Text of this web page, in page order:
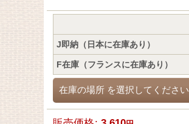
J即納（日本に在庫あり）
F在庫（フランスに在庫あり）
在庫の場所 を選択してください